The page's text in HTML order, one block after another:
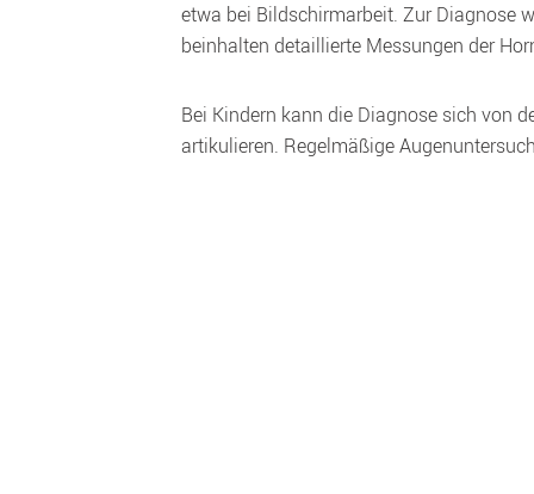
etwa bei Bildschirmarbeit. Zur Diagnose
beinhalten detaillierte Messungen der
Bei Kindern kann die Diagnose sich von
artikulieren. Regelmäßige